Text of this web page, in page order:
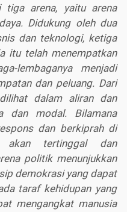
tiga arena, yaitu arena
Didukung oleh dua
dan teknologi, ketiga
itu telah menempatkan
lembaganya menjadi
dan peluang. Dari
dalam aliran dan
dan modal. Bilamana
dan berkiprah di
tertinggal dan
politik menunjukkan
demokrasi yang dapat
taraf kehidupan yang
mengangkat manusia